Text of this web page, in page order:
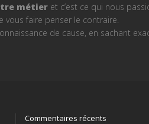
métier et c’est ce qui nous
faire penser le contraire.
de cause, en sachant
Commentaires récents